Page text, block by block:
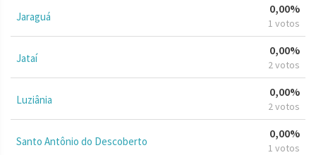
Jaraguá
0,00%
1 votos
Jataí
0,00%
2 votos
Luziânia
0,00%
2 votos
Santo Antônio do Descoberto
0,00%
1 votos